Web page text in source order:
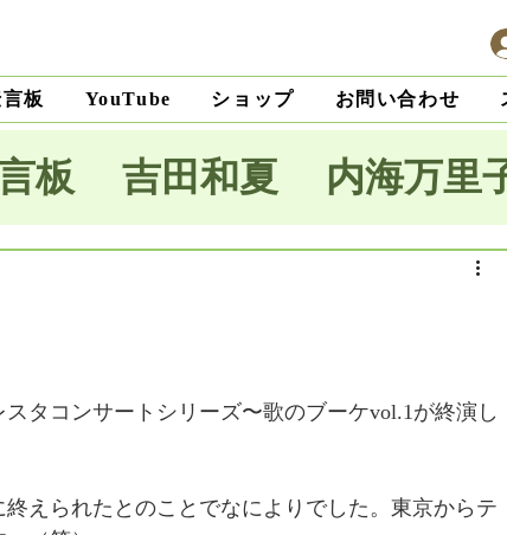
板 YouTube ショップ お問い合わせ
板 吉田和夏 内海万里
明未
タコンサートシリーズ〜歌のブーケvol.1が終演し
えられたとのことでなによりでした。東京からテ